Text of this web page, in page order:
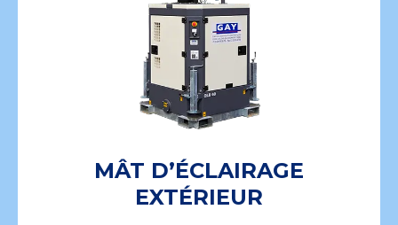
MÂT D’ÉCLAIRAGE
EXTÉRIEUR